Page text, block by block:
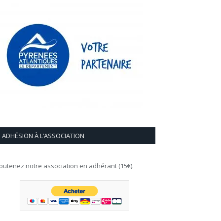
ADHÉSION À L’ASSOCIATION
notre association en adhérant (15€).